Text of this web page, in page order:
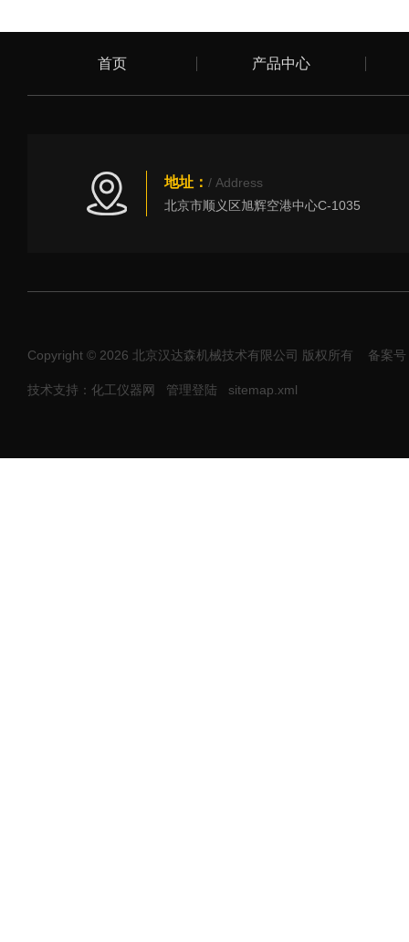
首页 产品中心
地址： / Address
北京市顺义区旭辉空港中心C-1035
Copyright © 2026 北京汉达森机械技术有限公司 版权所有 备案
技术支持：化工仪器网 管理登陆 sitemap.xml